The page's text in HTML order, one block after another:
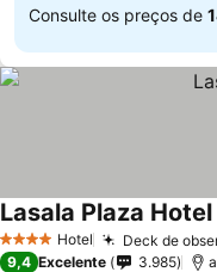
Consulte os preços de
4 EstrelasHotel Deck de
Lasala Plaza Hotel
9,4 Excelente 3.985